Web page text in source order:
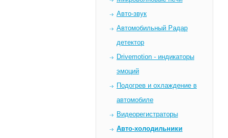
Авто-звук
Автомобильный Радар
детектор
Drivemotion - индикаторы
эмоций
Подогрев и охлаждение в
автомобиле
Видеорегистраторы
Авто-холодильники